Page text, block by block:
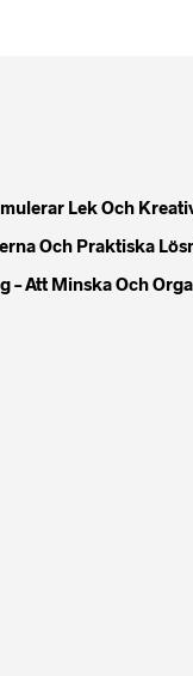
Lek Och
Och Praktiska
– Att Minska Och